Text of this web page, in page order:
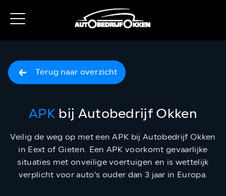
Terug naar overzicht
APKbij Autobedrijf Okken
Veilig de weg op met een APK bij Autobedrijf Okken
in Eext of Gieten. Een APK voorkomt gevaarlijke
situaties met onveilige voertuigen en is wettelijk
verplicht voor auto's ouder dan 3 jaar in Europa.